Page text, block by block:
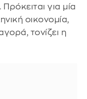
για μία
οικονομία,
τονίζει η